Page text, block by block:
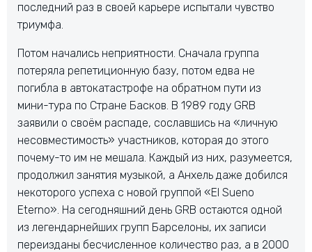
последний раз в своей карьере испытали чувство
триумфа.
Потом начались неприятности. Сначала группа
потеряла репетиционную базу, потом едва не
погибла в автокатастрофе на обратном пути из
мини-тура по Стране Басков. В 1989 году GRB
заявили о своём распаде, сославшись на «личную
несовместимость» участников, которая до этого
почему-то им не мешала. Каждый из них, разумеется,
продолжил занятия музыкой, а Анхель даже добился
некоторого успеха с новой группой «El Sueno
Eterno». На сегодняшний день GRB остаются одной
из легендарнейших групп Барселоны, их записи
переизданы бесчисленное количество раз, а в 2000